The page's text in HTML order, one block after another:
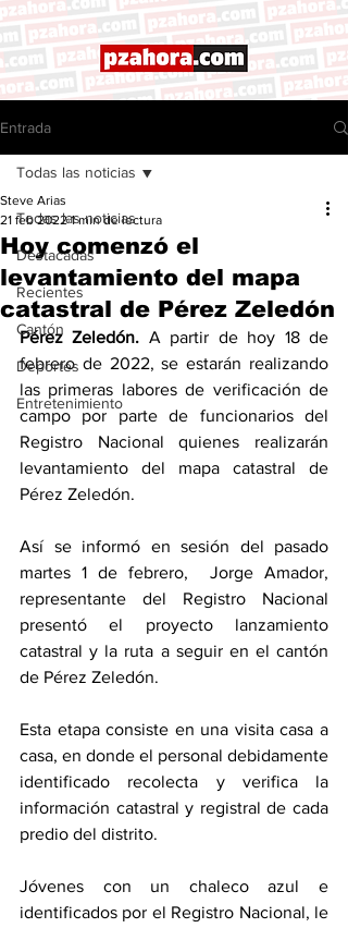
Entrada
Todas las noticias
Destacadas
Recientes
Cantón
Deportes
Entretenimiento
Todas las noticias
Hoy comenzó el
levantamiento del mapa
catastral de Pérez Zeledón
Steve Arias
21 feb 2022 1 min de lectura
Pérez Zeledón. A partir de hoy 18 de
febrero de 2022, se estarán realizando
las primeras labores de verificación de
campo por parte de funcionarios del
Registro Nacional quienes realizarán
levantamiento del mapa catastral de
Pérez Zeledón.
Así se informó en sesión del pasado
martes 1 de febrero,  Jorge Amador,
representante del Registro Nacional
presentó el proyecto lanzamiento
catastral y la ruta a seguir en el cantón
de Pérez Zeledón.
Esta etapa consiste en una visita casa a
casa, en donde el personal debidamente
identificado recolecta y verifica la
información catastral y registral de cada
predio del distrito.
Jóvenes con un chaleco azul e
identificados por el Registro Nacional, le